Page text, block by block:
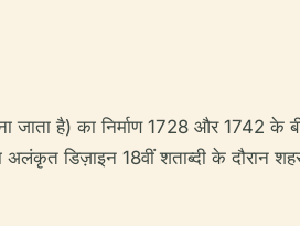
जाता है) का निर्माण 1728 और 1742 के
डिज़ाइन 18वीं शताब्दी के दौरान